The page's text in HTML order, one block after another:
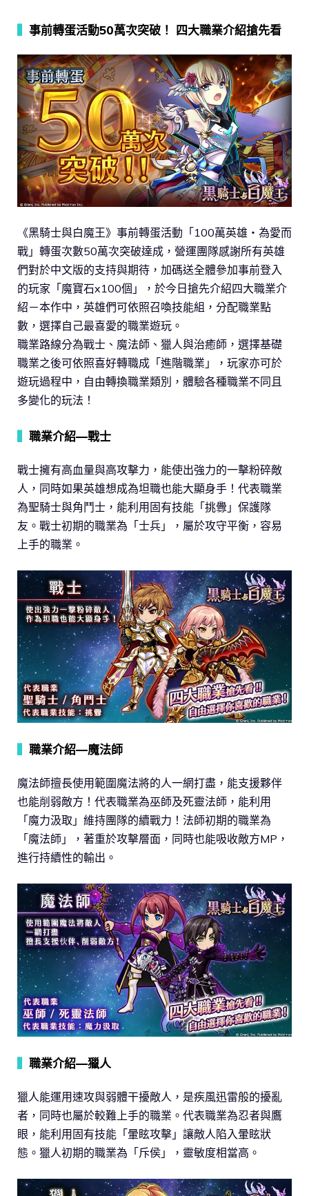
事前轉蛋活動50萬次突破！ 四大職業介紹搶先看
《黑騎士與白魔王》事前轉蛋活動「100萬英雄‧為愛而
戰」轉蛋次數50萬次突破達成，營運團隊感謝所有英雄
們對於中文版的支持與期待，加碼送全體參加事前登入
的玩家「魔寶石x100個」，於今日搶先介紹四大職業介
紹－本作中，英雄們可依照召喚技能組，分配職業點
數，選擇自己最喜愛的職業遊玩。
職業路線分為戰士、魔法師、獵人與治癒師，選擇基礎
職業之後可依照喜好轉職成「進階職業」，玩家亦可於
遊玩過程中，自由轉換職業類別，體驗各種職業不同且
多變化的玩法！
職業介紹—戰士
戰士擁有高血量與高攻擊力，能使出強力的一擊粉碎敵
人，同時如果英雄想成為坦職也能大顯身手！代表職業
為聖騎士與角鬥士，能利用固有技能「挑釁」保護隊
友。戰士初期的職業為「士兵」，屬於攻守平衡，容易
上手的職業。
職業介紹—魔法師
魔法師擅長使用範圍魔法將的人一網打盡，能支援夥伴
也能削弱敵方！代表職業為巫師及死靈法師，能利用
「魔力汲取」維持團隊的續戰力！法師初期的職業為
「魔法師」，著重於攻擊層面，同時也能吸收敵方MP，
進行持續性的輸出。
職業介紹—獵人
獵人能運用速攻與弱體干擾敵人，是疾風迅雷般的擾亂
者，同時也屬於較難上手的職業。代表職業為忍者與鷹
眼，能利用固有技能「暈眩攻擊」讓敵人陷入暈眩狀
態。獵人初期的職業為「斥侯」，靈敏度相當高。